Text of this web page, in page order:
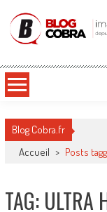
Blog Cobra
Blog Cobra.fr
Accueil > Posts
TAG: ULTRA